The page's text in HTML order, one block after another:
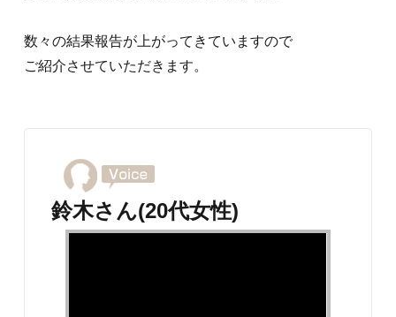
数々の結果報告が上がってきていますので
ご紹介させていただきます。
鈴木さん(20代女性)